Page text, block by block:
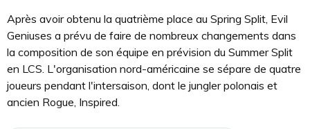
Après avoir obtenu la quatrième place au Spring Split, Evil
Geniuses a prévu de faire de nombreux changements dans
la composition de son équipe en prévision du Summer Split
en LCS. L'organisation nord-américaine se sépare de quatre
joueurs pendant l'intersaison, dont le jungler polonais et
ancien Rogue, Inspired.